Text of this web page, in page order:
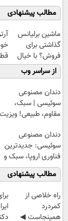
مطالب پیشنهادی
ماشین برلیانس
گذاشتی برای
فروش؟ با خیال
راحت بفروش
از سراسر وب
دندان مصنوعی
سوئیسی | سبک،
مقاوم، طبیعی! ویزیت
اقساطی😍
دندان مصنوعی
سوئیسی: جدیدترین
فناوری اروپا، سبک و
مقاوم | پرداخت
قسطی
مطالب پیشنهادی
‌راه خلاصی از
کمردرد
همینجاست ◀